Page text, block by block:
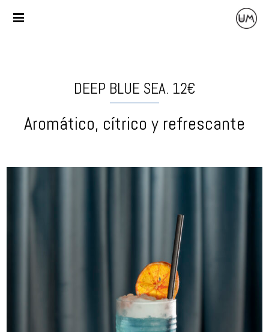
DEEP BLUE SEA. 12€
Aromático, cítrico y refrescante